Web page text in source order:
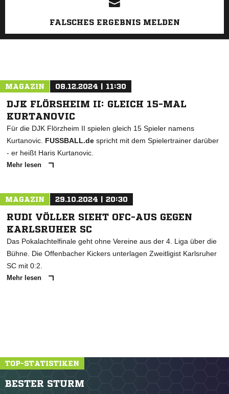
FALSCHES ERGEBNIS MELDEN
MAGAZIN 08.12.2024 | 11:30
DJK FLÖRSHEIM II: GLEICH 15-MAL
KURTANOVIC
Für die DJK Flörzheim II spielen gleich 15 Spieler namens
Kurtanovic. FUSSBALL.de spricht mit dem Spielertrainer darüber
- er heißt Haris Kurtanovic.
Mehr lesen
MAGAZIN 29.10.2024 | 20:30
RUDI VÖLLER SIEHT OFC-AUS GEGEN
KARLSRUHER SC
Das Pokalachtelfinale geht ohne Vereine aus der 4. Liga über die
Bühne. Die Offenbacher Kickers unterlagen Zweitligist Karlsruher
SC mit 0:2.
Mehr lesen
TOP-STATISTIKEN
BESTER STURM